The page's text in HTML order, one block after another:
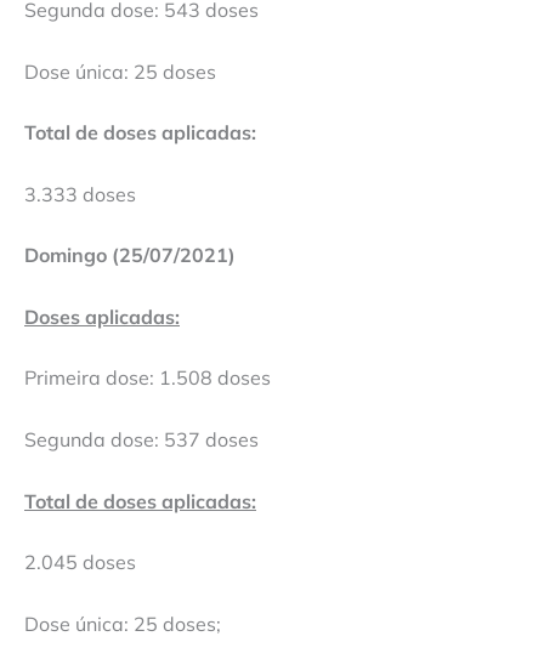
Segunda dose: 543 doses
Dose única: 25 doses
Total de doses aplicadas:
3.333 doses
Domingo (25/07/2021)
Doses aplicadas:
Primeira dose: 1.508 doses
Segunda dose: 537 doses
Total de doses aplicadas:
2.045 doses
Dose única: 25 doses;